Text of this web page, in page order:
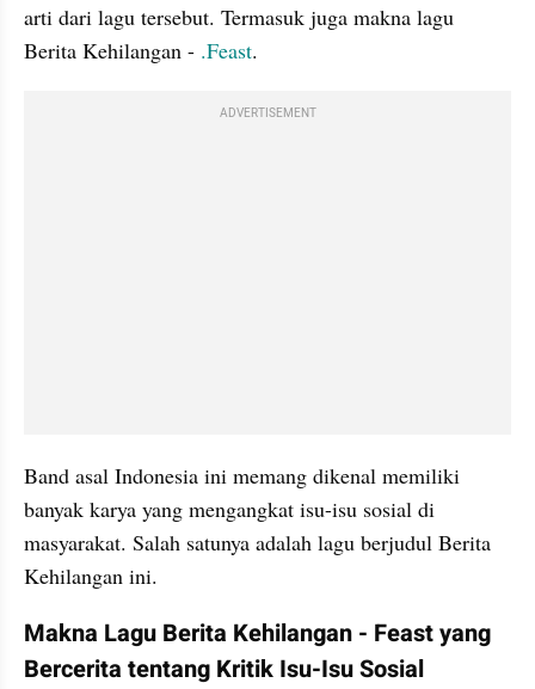
arti dari lagu tersebut. Termasuk juga makna lagu
Berita Kehilangan - .Feast.
ADVERTISEMENT
Band asal Indonesia ini memang dikenal memiliki
banyak karya yang mengangkat isu-isu sosial di
masyarakat. Salah satunya adalah lagu berjudul Berita
Kehilangan ini.
Makna Lagu Berita Kehilangan - Feast yang
Bercerita tentang Kritik Isu-Isu Sosial